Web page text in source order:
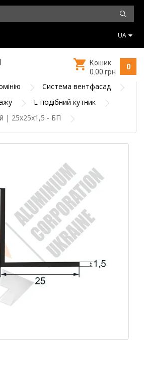
UA
0
Кошик
0.00 грн
Система вентфасад
L-подібний кутник
| 25х25х1,5 - БП